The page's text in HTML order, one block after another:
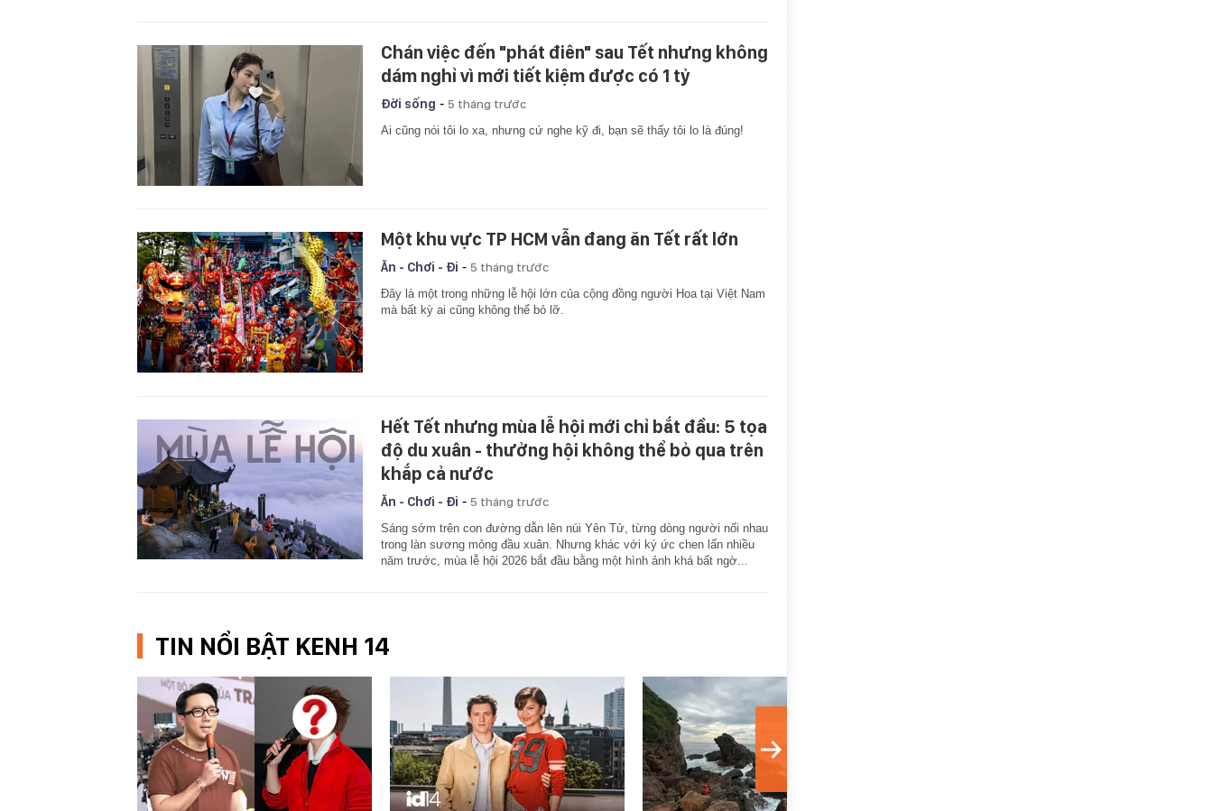
Chán việc đến "phát điên" sau Tết nhưng không
dám nghỉ vì mới tiết kiệm được có 1 tỷ
Đời sống - 5 tháng trước
Ai cũng nói tôi lo xa, nhưng cứ nghe kỹ đi, bạn sẽ thấy tôi lo là đúng!
Một khu vực TP HCM vẫn đang ăn Tết rất lớn
Ăn - Chơi - Đi - 5 tháng trước
Đây là một trong những lễ hội lớn của cộng đồng người Hoa tại Việt Nam
mà bất kỳ ai cũng không thể bỏ lỡ.
Hết Tết nhưng mùa lễ hội mới chỉ bắt đầu: 5 tọa
độ du xuân - thưởng hội không thể bỏ qua trên
khắp cả nước
Ăn - Chơi - Đi - 5 tháng trước
Sáng sớm trên con đường dẫn lên núi Yên Tử, từng dòng người nối nhau
trong làn sương mỏng đầu xuân. Nhưng khác với ký ức chen lấn nhiều
năm trước, mùa lễ hội 2026 bắt đầu bằng một hình ảnh khá bất ngờ...
TIN NỔI BẬT KENH 14